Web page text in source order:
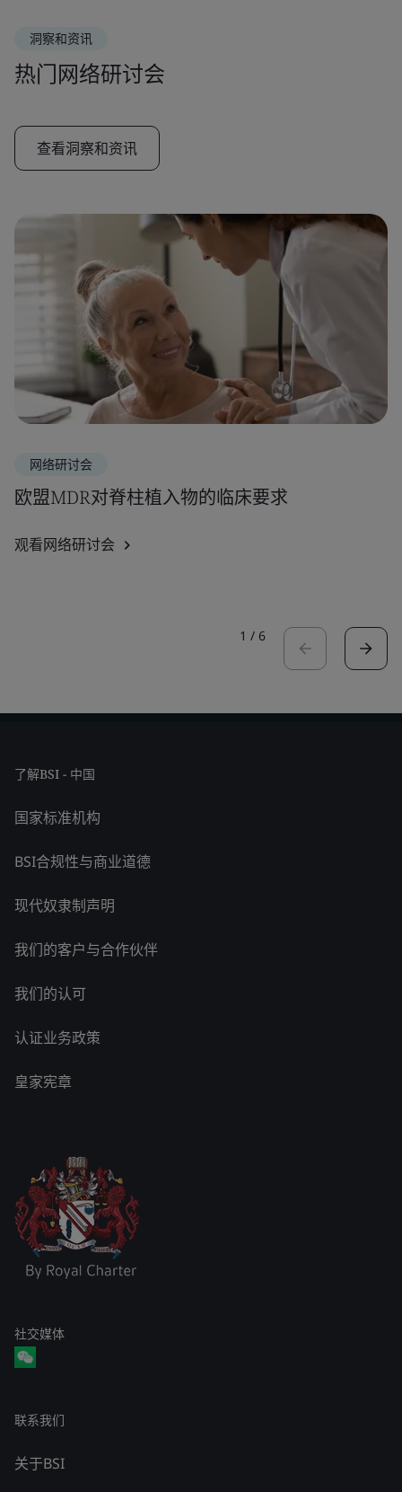
洞察和资讯
热门网络研讨会
查看洞察和资讯
网络研讨会
欧盟MDR对脊柱植入物的临床要求
观看网络研讨会
1 / 6
了解BSI - 中国
国家标准机构
BSI合规性与商业道德
现代奴隶制声明
我们的客户与合作伙伴
我们的认可
认证业务政策
皇家宪章
社交媒体
联系我们
关于BSI